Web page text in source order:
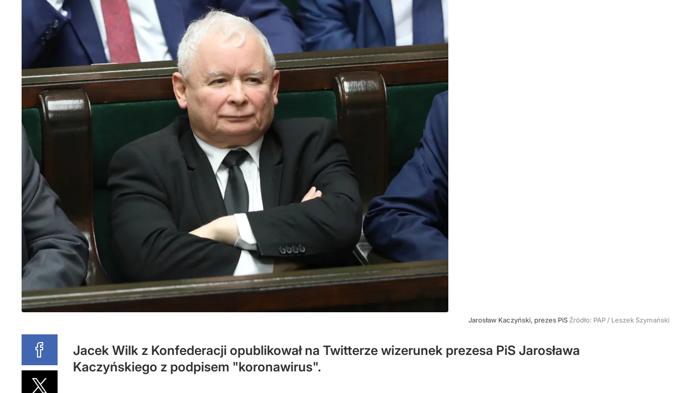
Jarosław Kaczyński, prezes PiS Źródło: PAP / Leszek Szymański
Jacek Wilk z Konfederacji opublikował na Twitterze wizerunek prezesa PiS Jarosława
Kaczyńskiego z podpisem "koronawirus".